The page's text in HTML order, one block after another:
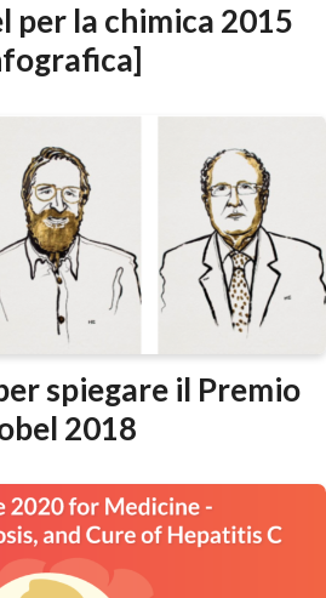
per la chimica 2015
spiegare il Premio
2018